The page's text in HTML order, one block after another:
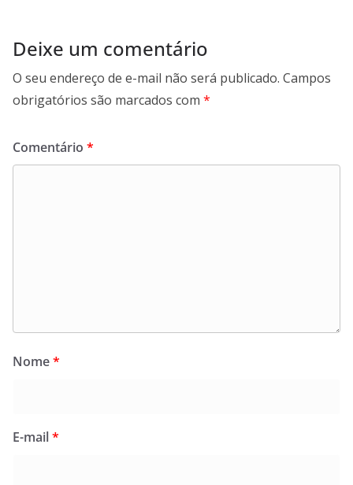
Deixe um comentário
O seu endereço de e-mail não será publicado. Campos
obrigatórios são marcados com *
Comentário *
Nome*
E-mail*